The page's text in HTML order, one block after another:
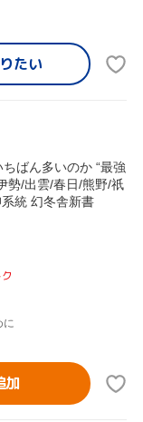
たい
ばん多いのか “最強
勢/出雲/春日/熊野/祇
統 幻冬舎新書
に
加